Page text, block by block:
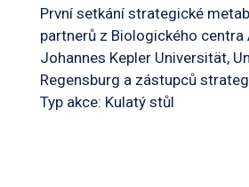
První setkání strategické
partnerů z Biologického centra
Johannes Kepler Universität,
Regensburg a zástupců
Typ akce: Kulatý stůl